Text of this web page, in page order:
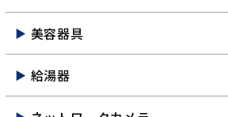
美容器具
給湯器